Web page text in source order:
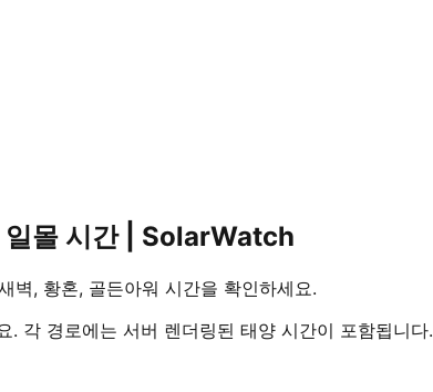
일몰 시간 | SolarWatch
벽, 황혼, 골든아워 시간을 확인하세요.
. 각 경로에는 서버 렌더링된 태양 시간이 포함됩니다.